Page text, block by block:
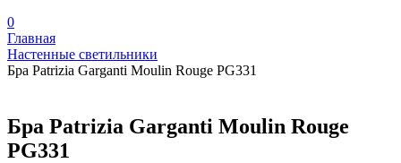
0
Главная
Настенные светильники
Бра Patrizia Garganti Moulin Rouge PG331
Бра Patrizia Garganti Moulin Rouge
PG331